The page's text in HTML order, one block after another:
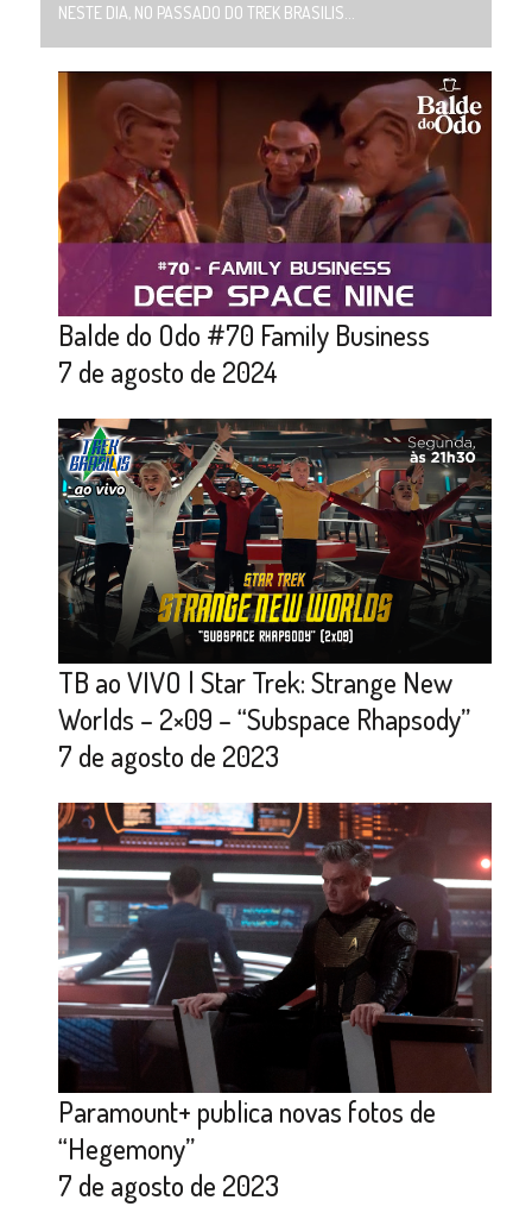
NESTE DIA, NO PASSADO DO TREK BRASILIS...
Balde do Odo #70 Family Business
7 de agosto de 2024
TB ao VIVO | Star Trek: Strange New
Worlds – 2×09 – “Subspace Rhapsody”
7 de agosto de 2023
Paramount+ publica novas fotos de
“Hegemony”
7 de agosto de 2023